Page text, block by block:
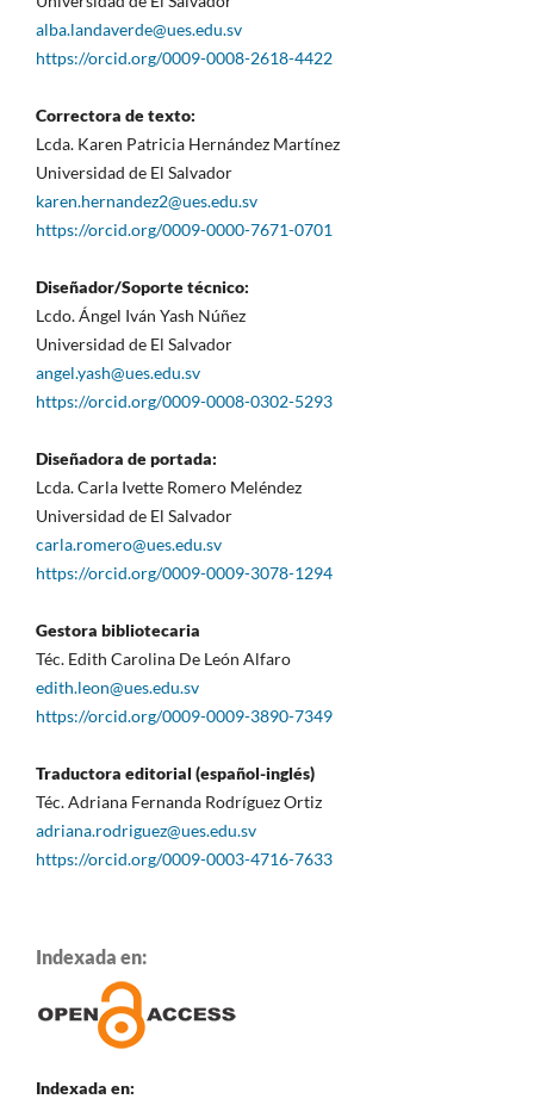
alba.landaverde@ues.edu.sv
https://orcid.org/0009-0008-2618-4422
Correctora de texto:
Lcda. Karen Patricia Hernández Martínez
Universidad de El Salvador
karen.hernandez2@ues.edu.sv
https://orcid.org/0009-0000-7671-0701
Diseñador/Soporte técnico:
Lcdo. Ángel Iván Yash Núñez
Universidad de El Salvador
angel.yash@ues.edu.sv
https://orcid.org/0009-0008-0302-5293
Diseñadora de portada:
Lcda. Carla Ivette Romero Meléndez
Universidad de El Salvador
carla.romero@ues.edu.sv
https://orcid.org/0009-0009-3078-1294
Gestora bibliotecaria
Téc. Edith Carolina De León Alfaro
edith.leon@ues.edu.sv
https://orcid.org/0009-0009-3890-7349
Traductora editorial (español-inglés)
Téc. Adriana Fernanda Rodríguez Ortiz
adriana.rodriguez@ues.edu.sv
https://orcid.org/0009-0003-4716-7633
Indexada en:
Indexada en: